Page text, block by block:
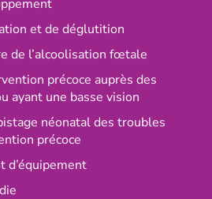
et de déglutition
de l’alcoolisation fœtale
précoce auprès des
ayant une basse vision
néonatal des troubles
précoce
d’équipement